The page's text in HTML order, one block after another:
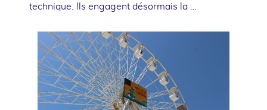
technique. Ils engagent désormais la …